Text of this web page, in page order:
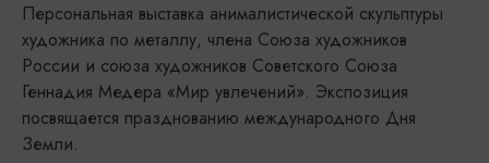
Персональная выставка анималистической скульптуры
художника по металлу, члена Союза художников
России и союза художников Советского Союза
Геннадия Медера «Мир увлечений». Экспозиция
посвящается празднованию международного Дня
Земли.